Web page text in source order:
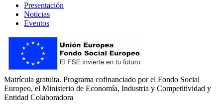
Presentación
Noticias
Eventos
Matrícula gratuita. Programa cofinanciado por el Fondo Social
Europeo, el Ministerio de Economía, Industria y Competitividad y
Entidad Colaboradora